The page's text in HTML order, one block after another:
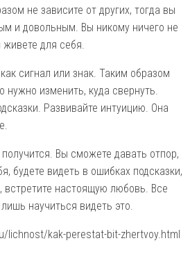
не зависите от других, тогда вы
и довольным. Вы никому ничего не
для себя.
сигнал или знак. Таким образом
нужно изменить, куда свернуть.
Развивайте интуицию. Она
Вы сможете давать отпор,
будете видеть в ошибках подсказки,
встретите настоящую любовь. Все
научиться видеть это.
lichnost/kak-perestat-bit-zhertvoy.html